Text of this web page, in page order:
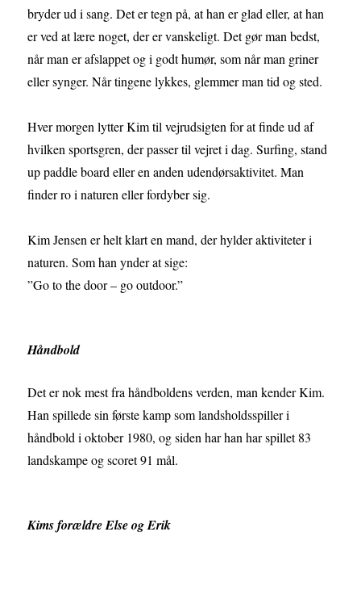
bryder ud i sang. Det er tegn på, at han er glad eller, at han
er ved at lære noget, der er vanskeligt. Det gør man bedst,
når man er afslappet og i godt humør, som når man griner
eller synger. Når tingene lykkes, glemmer man tid og sted.
Hver morgen lytter Kim til vejrudsigten for at finde ud af
hvilken sportsgren, der passer til vejret i dag. Surfing, stand
up paddle board eller en anden udendørsaktivitet. Man
finder ro i naturen eller fordyber sig.
Kim Jensen er helt klart en mand, der hylder aktiviteter i
naturen. Som han ynder at sige:
”Go to the door – go outdoor.”
Håndbold
Det er nok mest fra håndboldens verden, man kender Kim.
Han spillede sin første kamp som landsholdsspiller i
håndbold i oktober 1980, og siden har han har spillet 83
landskampe og scoret 91 mål.
Kims forældre Else og Erik